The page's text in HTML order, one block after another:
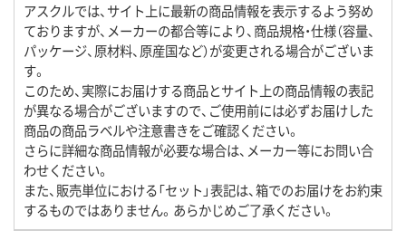
アスクルでは、サイト上に最新の商品情報を表示するよう努め
ておりますが、メーカーの都合等により、商品規格・仕様（容量、
パッケージ、原材料、原産国など）が変更される場合がございま
す。
このため、実際にお届けする商品とサイト上の商品情報の表記
が異なる場合がございますので、ご使用前には必ずお届けした
商品の商品ラベルや注意書きをご確認ください。
さらに詳細な商品情報が必要な場合は、メーカー等にお問い合
わせください。
また、販売単位における「セット」表記は、箱でのお届けをお約束
するものではありません。あらかじめご了承ください。